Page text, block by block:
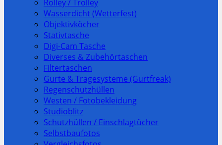
Rolley / Trolley
Wasserdicht (Wetterfest)
Objektivköcher
Stativtasche
Digi-Cam Tasche
Diverses & Zubehörtaschen
Filtertaschen
Gurte & Tragesysteme (Gurtfreak)
Regenschutzhüllen
Westen / Fotobekleidung
Studioblitz
Schutzhüllen / Einschlagtücher
Selbstbaufotos